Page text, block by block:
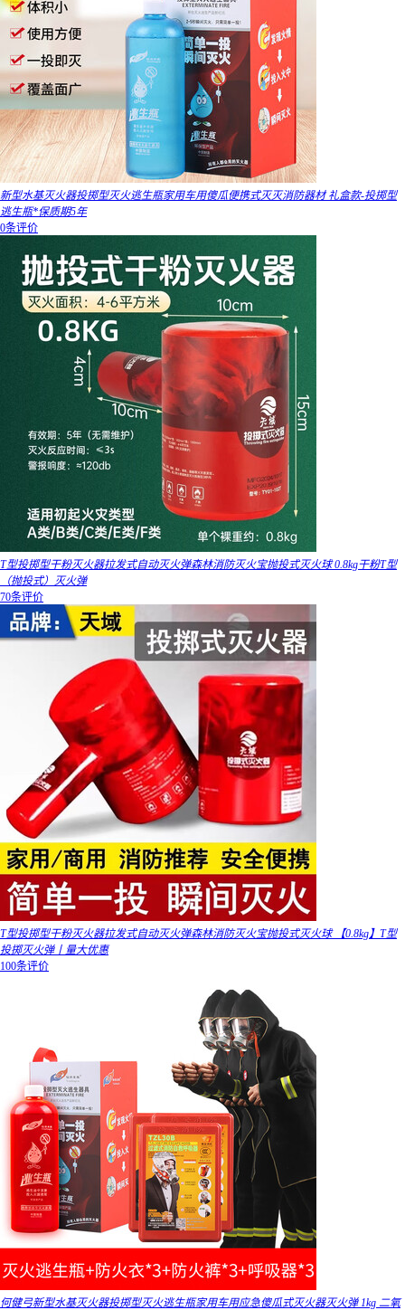
新型水基灭火器投掷型灭火逃生瓶家用车用傻瓜便携式灭灭消防器材 礼盒款-投掷型
逃生瓶*保质期5年
0条评价
T型投掷型干粉灭火器拉发式自动灭火弹森林消防灭火宝抛投式灭火球 0.8kg干粉T型
（抛投式）灭火弹
70条评价
T型投掷型干粉灭火器拉发式自动灭火弹森林消防灭火宝抛投式灭火球 【0.8kg】T型
投掷灭火弹丨量大优惠
100条评价
何健弓新型水基灭火器投掷型灭火逃生瓶家用车用应急傻瓜式灭火器灭火弹 1kg 二氧